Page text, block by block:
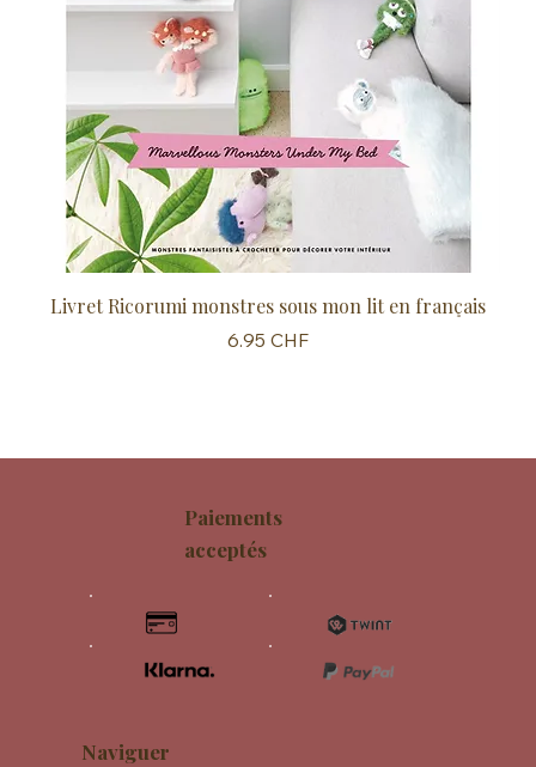
Livret Ricorumi monstres sous mon lit en français
Prix
6.95 CHF
Naviguer
Paiements
acceptés